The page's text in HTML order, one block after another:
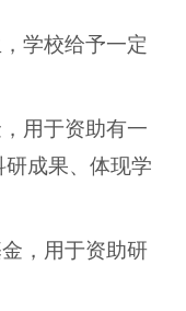
学校给予一定
用于资助有一
成果、体现学
，用于资助研